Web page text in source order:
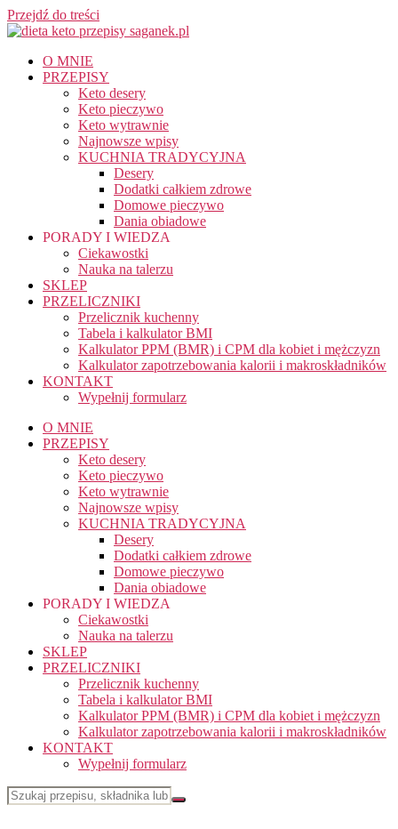
Przejdź do treści
O MNIE
PRZEPISY
Keto desery
Keto pieczywo
Keto wytrawnie
Najnowsze wpisy
KUCHNIA TRADYCYJNA
Desery
Dodatki całkiem zdrowe
Domowe pieczywo
Dania obiadowe
PORADY I WIEDZA
Ciekawostki
Nauka na talerzu
SKLEP
PRZELICZNIKI
Przelicznik kuchenny
Tabela i kalkulator BMI
Kalkulator PPM (BMR) i CPM dla kobiet i mężczyzn
Kalkulator zapotrzebowania kalorii i makroskładników
KONTAKT
Wypełnij formularz
O MNIE
PRZEPISY
Keto desery
Keto pieczywo
Keto wytrawnie
Najnowsze wpisy
KUCHNIA TRADYCYJNA
Desery
Dodatki całkiem zdrowe
Domowe pieczywo
Dania obiadowe
PORADY I WIEDZA
Ciekawostki
Nauka na talerzu
SKLEP
PRZELICZNIKI
Przelicznik kuchenny
Tabela i kalkulator BMI
Kalkulator PPM (BMR) i CPM dla kobiet i mężczyzn
Kalkulator zapotrzebowania kalorii i makroskładników
KONTAKT
Wypełnij formularz